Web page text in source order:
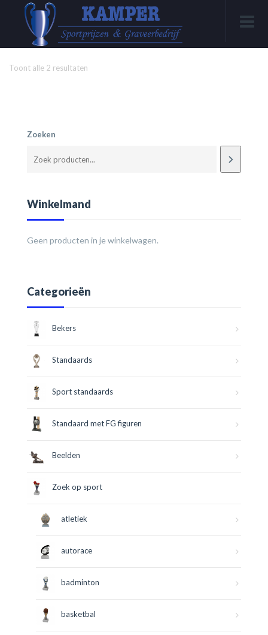
Toont alle 2 resultaten
Zoeken
Winkelmand
Geen producten in je winkelwagen.
Categorieën
Bekers
Standaards
Sport standaards
Standaard met FG figuren
Beelden
Zoek op sport
atletiek
autorace
badminton
basketbal